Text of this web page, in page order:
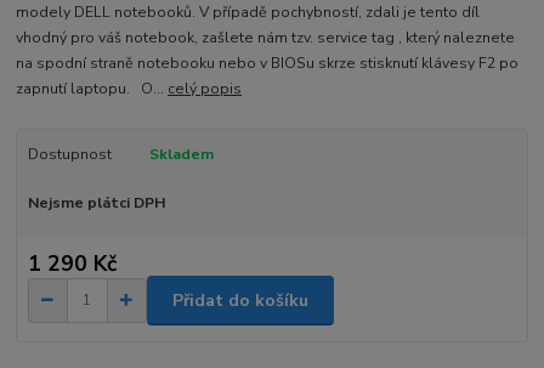
modely DELL notebooků. V případě pochybností, zdali je tento díl
vhodný pro váš notebook, zašlete nám tzv. service tag , který naleznete
na spodní straně notebooku nebo v BIOSu skrze stisknutí klávesy F2 po
zapnutí laptopu. O... celý popis
Dostupnost Skladem
Nejsme plátci DPH
1 290 Kč
Přidat do košíku